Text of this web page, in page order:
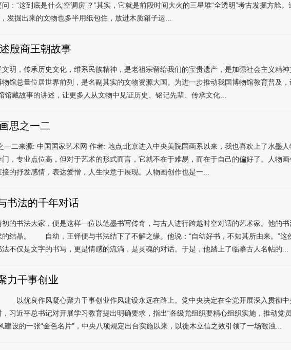
：“这到底是什么‘空调房’？”其实，它就是前段时间大火的三星堆“全透明”考古发掘方舱
发掘出来的文物也多半用纸包住，放进木质箱子运...
殷商王朝故事
明，传承历史文化，维系民族精神，是老祖宗留给我们的宝贵遗产，是加强社会主义精
馆总量位居世界前列，是名副其实的文物资源大国。为进一步推动我国博物馆教育普及，
馆藏故事的讲述，让更多人从文物中见证历史、铭记先辈、传承文化...
思之一二
一二来源: 中国国家艺术网 作者: 地点:北京进入中央美院国画系以来，我也喜欢上了水墨
，专业点位高，但对于艺术的形式而言，它就不在于难易，而在于自己的偏好了。人物
的抒发感情，表达爱憎，人生快意于展现。人物画创作也是一...
书法的千年对话
书法大家，便是这样一位以笔墨书写传奇，与古人进行跨越时空对话的艺术家。他的
的结晶。 自幼，王铎便与书法结下了不解之缘。他说：“自幼好书，不知其所由来。”这
不仅是文字的书写，更是情感的流淌，是灵魂的对话。于是，他踏上了临摹古人名帖的...
力干事创业
干事创业作风建设永远在路上。党中央决定在全党开展深入贯彻中央八项
习近平总书记对开展学习教育提出明确要求，指出“各级党组织要精心组织实施，推动党
建设的一张“金色名片”，中央八项规定出台实施以来，以徙木立信之效引领了一场激浊...